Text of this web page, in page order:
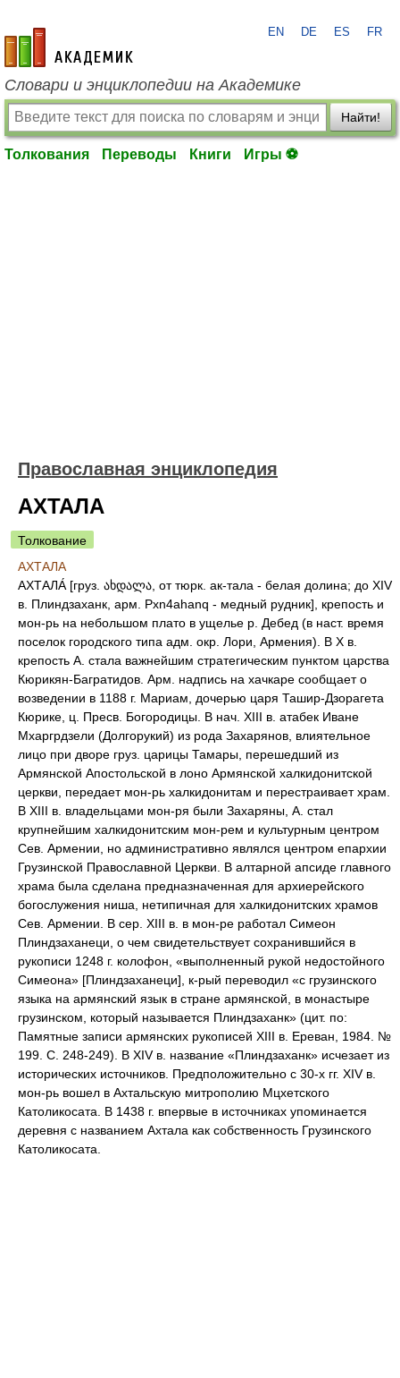
academic.ru
EN DE ES FR
Словари и энциклопедии на Академике
Найти!
Толкования Переводы Книги Игры ⚽
Православная энциклопедия
АХТАЛА
Толкование
АХТАЛА
АХТАЛА́ [груз. ახდალა, от тюрк. ак-тала - белая долина; до XIV
в. Плиндзаханк, арм. Pxn4ahanq - медный рудник], крепость и
мон-рь на небольшом плато в ущелье р. Дебед (в наст. время
поселок городского типа адм. окр. Лори, Армения). В X в.
крепость А. стала важнейшим стратегическим пунктом царства
Кюрикян-Багратидов. Арм. надпись на хачкаре сообщает о
возведении в 1188 г. Мариам, дочерью царя Ташир-Дзорагета
Кюрике, ц. Пресв. Богородицы. В нач. XIII в. атабек Иване
Мхаргрдзели (Долгорукий) из рода Захарянов, влиятельное
лицо при дворе груз. царицы Тамары, перешедший из
Армянской Апостольской в лоно Армянской халкидонитской
церкви, передает мон-рь халкидонитам и перестраивает храм.
В XIII в. владельцами мон-ря были Захаряны, А. стал
крупнейшим халкидонитским мон-рем и культурным центром
Сев. Армении, но административно являлся центром епархии
Грузинской Православной Церкви. В алтарной апсиде главного
храма была сделана предназначенная для архиерейского
богослужения ниша, нетипичная для халкидонитских храмов
Сев. Армении. В сер. XIII в. в мон-ре работал Симеон
Плиндзаханеци, о чем свидетельствует сохранившийся в
рукописи 1248 г. колофон, «выполненный рукой недостойного
Симеона» [Плиндзаханеци], к-рый переводил «с грузинского
языка на армянский язык в стране армянской, в монастыре
грузинском, который называется Плиндзаханк» (цит. по:
Памятные записи армянских рукописей XIII в. Ереван, 1984. №
199. С. 248-249). В XIV в. название «Плиндзаханк» исчезает из
исторических источников. Предположительно с 30-х гг. XIV в.
мон-рь вошел в Ахтальскую митрополию Мцхетского
Католикосата. В 1438 г. впервые в источниках упоминается
деревня с названием Ахтала как собственность Грузинского
Католикосата.